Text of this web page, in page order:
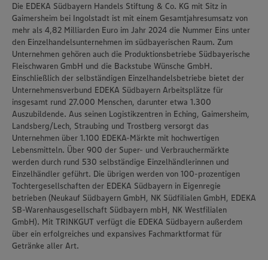
Die EDEKA Südbayern Handels Stiftung & Co. KG mit Sitz in
Gaimersheim bei Ingolstadt ist mit einem Gesamtjahresumsatz von
mehr als 4,82 Milliarden Euro im Jahr 2024 die Nummer Eins unter
den Einzelhandelsunternehmen im südbayerischen Raum. Zum
Unternehmen gehören auch die Produktionsbetriebe Südbayerische
Fleischwaren GmbH und die Backstube Wünsche GmbH.
Einschließlich der selbständigen Einzelhandelsbetriebe bietet der
Unternehmensverbund EDEKA Südbayern Arbeitsplätze für
insgesamt rund 27.000 Menschen, darunter etwa 1.300
Auszubildende. Aus seinen Logistikzentren in Eching, Gaimersheim,
Landsberg/Lech, Straubing und Trostberg versorgt das
Unternehmen über 1.100 EDEKA-Märkte mit hochwertigen
Lebensmitteln. Über 900 der Super- und Verbrauchermärkte
werden durch rund 530 selbständige Einzelhändlerinnen und
Einzelhändler geführt. Die übrigen werden von 100-prozentigen
Tochtergesellschaften der EDEKA Südbayern in Eigenregie
betrieben (Neukauf Südbayern GmbH, NK Südfilialen GmbH, EDEKA
SB-Warenhausgesellschaft Südbayern mbH, NK Westfilialen
GmbH). Mit TRINKGUT verfügt die EDEKA Südbayern außerdem
über ein erfolgreiches und expansives Fachmarktformat für
Getränke aller Art.